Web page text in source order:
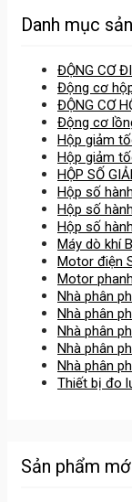
Danh mục
ĐỘNG CƠ
Động cơ
ĐỘNG CƠ
Động cơ
Hộp giảm
Hộp giảm
HỘP SỐ
Hộp số
Hộp số
Hộp số
Máy dò khí
Motor điện
Motor
Nhà phân
Nhà phân
Nhà phân
Nhà phân
Nhà phân
Thiết bị đo
Sản phẩm